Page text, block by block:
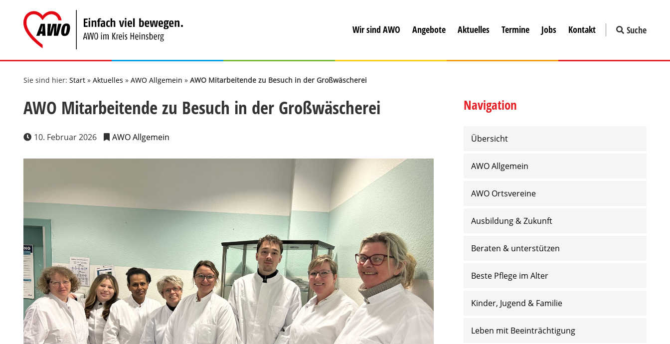
springen
Suche
Wir sind AWO Angebote Aktuelles Termine Jobs Kontakt
Sie sind hier: Start » Aktuelles » AWO Allgemein » AWO Mitarbeitende zu Besuch in der Großwäscherei
AWO Mitarbeitende zu Besuch in der Großwäscherei
10. Februar 2026 AWO Allgemein
Navigation
Übersicht
AWO Allgemein
AWO Ortsvereine
Ausbildung & Zukunft
Beraten & unterstützen
Beste Pflege im Alter
Kinder, Jugend & Familie
Leben mit Beeinträchtigung